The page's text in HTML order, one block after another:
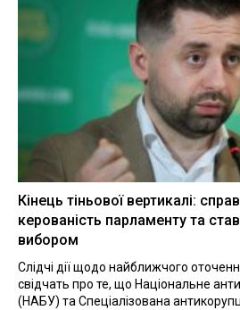
Кінець тіньової вертикалі:
керованість парламенту та
вибором
Слідчі дії щодо найближчого
свідчать про те, що Національне
(НАБУ) та Спеціалізована